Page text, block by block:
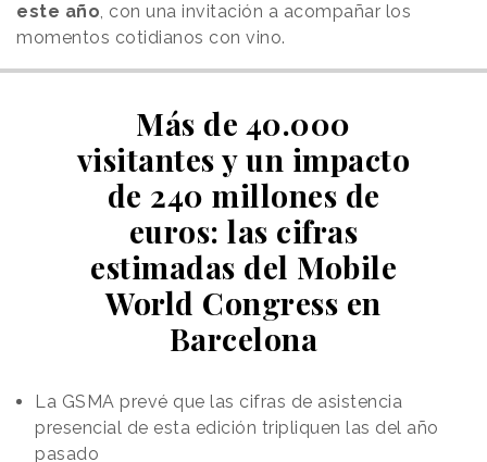
este año, con una invitación a acompañar los
momentos cotidianos con vino.
Más de 40.000
visitantes y un impacto
de 240 millones de
euros: las cifras
estimadas del Mobile
World Congress en
Barcelona
La GSMA prevé que las cifras de asistencia
presencial de esta edición tripliquen las del año
pasado